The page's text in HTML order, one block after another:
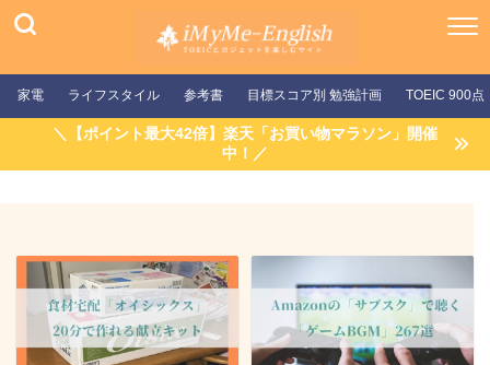
家電 ライフスタイル 参考書 目標スコア別 勉強計画 TOEIC 900点
＼【ポイント最大42倍】楽天「お買い物マラソン」開催
中！／